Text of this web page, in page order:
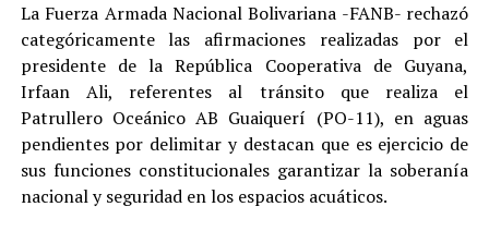
La Fuerza Armada Nacional Bolivariana -FANB- rechazó
categóricamente las afirmaciones realizadas por el
presidente de la República Cooperativa de Guyana,
Irfaan Ali, referentes al tránsito que realiza el
Patrullero Oceánico AB Guaiquerí (PO-11), en aguas
pendientes por delimitar y destacan que es ejercicio de
sus funciones constitucionales garantizar la soberanía
nacional y seguridad en los espacios acuáticos.